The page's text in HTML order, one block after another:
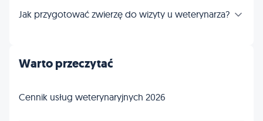
Jak przygotować zwierzę do wizyty u weterynarza?
Warto przeczytać
Cennik usług weterynaryjnych 2026